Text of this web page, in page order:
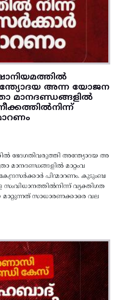
അന്ന യോജന
മാനദണ്ഡങ്ങളിൽ
ഭേദഗതിവരുത്തി അന്ത്യോദയ അ
മാനദണ്ഡങ്ങളിൽ മാറ്റംവ
പിന്മാറണം. കുടുംബ
വ്യക്തിഗത
മാറ്റുന്നത്‌ സാധാരണക്കാരെ വല